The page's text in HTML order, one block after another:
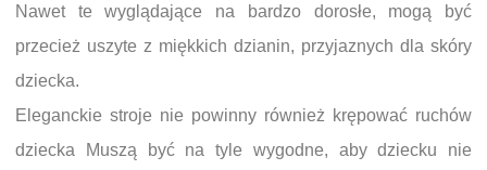
Nawet te wyglądające na bardzo dorosłe, mogą być
przecież uszyte z miękkich dzianin, przyjaznych dla skóry
dziecka.
Eleganckie stroje nie powinny również krępować ruchów
dziecka Muszą być na tyle wygodne, aby dziecku nie